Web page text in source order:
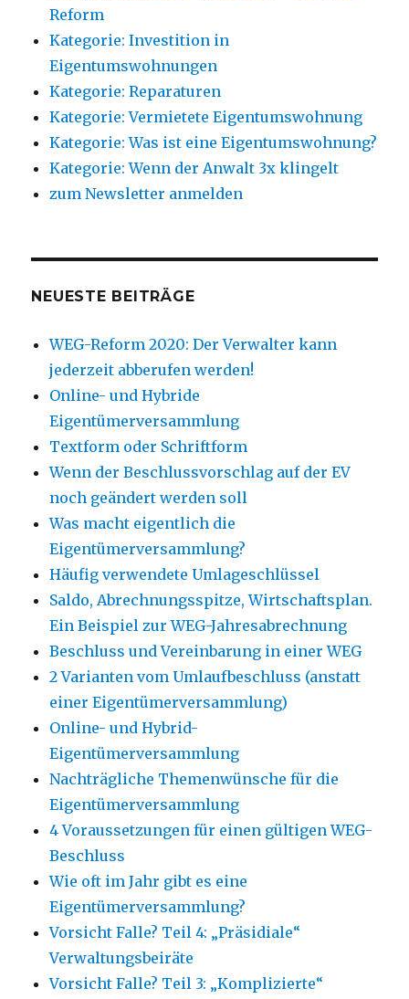
Reform
Kategorie: Investition in
Eigentumswohnungen
Kategorie: Reparaturen
Kategorie: Vermietete Eigentumswohnung
Kategorie: Was ist eine Eigentumswohnung?
Kategorie: Wenn der Anwalt 3x klingelt
zum Newsletter anmelden
NEUESTE BEITRÄGE
WEG-Reform 2020: Der Verwalter kann
jederzeit abberufen werden!
Online- und Hybride
Eigentümerversammlung
Textform oder Schriftform
Wenn der Beschlussvorschlag auf der EV
noch geändert werden soll
Was macht eigentlich die
Eigentümerversammlung?
Häufig verwendete Umlageschlüssel
Saldo, Abrechnungsspitze, Wirtschaftsplan.
Ein Beispiel zur WEG-Jahresabrechnung
Beschluss und Vereinbarung in einer WEG
2 Varianten vom Umlaufbeschluss (anstatt
einer Eigentümerversammlung)
Online- und Hybrid-
Eigentümerversammlung
Nachträgliche Themenwünsche für die
Eigentümerversammlung
4 Voraussetzungen für einen gültigen WEG-
Beschluss
Wie oft im Jahr gibt es eine
Eigentümerversammlung?
Vorsicht Falle? Teil 4: „Präsidiale“
Verwaltungsbeiräte
Vorsicht Falle? Teil 3: „Komplizierte“